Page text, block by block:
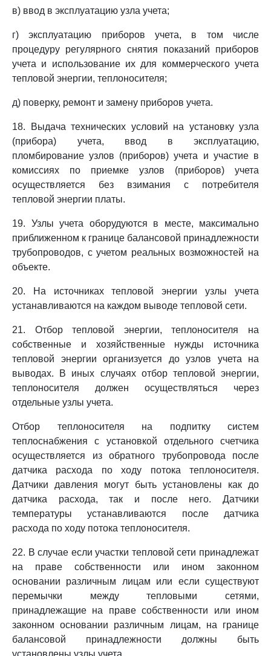
в) ввод в эксплуатацию узла учета;
г) эксплуатацию приборов учета, в том числе
процедуру регулярного снятия показаний приборов
учета и использование их для коммерческого учета
тепловой энергии, теплоносителя;
д) поверку, ремонт и замену приборов учета.
18. Выдача технических условий на установку узла
(прибора) учета, ввод в эксплуатацию,
пломбирование узлов (приборов) учета и участие в
комиссиях по приемке узлов (приборов) учета
осуществляется без взимания с потребителя
тепловой энергии платы.
19. Узлы учета оборудуются в месте, максимально
приближенном к границе балансовой принадлежности
трубопроводов, с учетом реальных возможностей на
объекте.
20. На источниках тепловой энергии узлы учета
устанавливаются на каждом выводе тепловой сети.
21. Отбор тепловой энергии, теплоносителя на
собственные и хозяйственные нужды источника
тепловой энергии организуется до узлов учета на
выводах. В иных случаях отбор тепловой энергии,
теплоносителя должен осуществляться через
отдельные узлы учета.
Отбор теплоносителя на подпитку систем
теплоснабжения с установкой отдельного счетчика
осуществляется из обратного трубопровода после
датчика расхода по ходу потока теплоносителя.
Датчики давления могут быть установлены как до
датчика расхода, так и после него. Датчики
температуры устанавливаются после датчика
расхода по ходу потока теплоносителя.
22. В случае если участки тепловой сети принадлежат
на праве собственности или ином законном
основании различным лицам или если существуют
перемычки между тепловыми сетями,
принадлежащие на праве собственности или ином
законном основании различным лицам, на границе
балансовой принадлежности должны быть
установлены узлы учета.